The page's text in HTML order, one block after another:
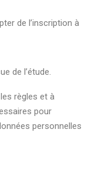
de l’inscription à
de l’étude.
les règles et à
pour
personnelles